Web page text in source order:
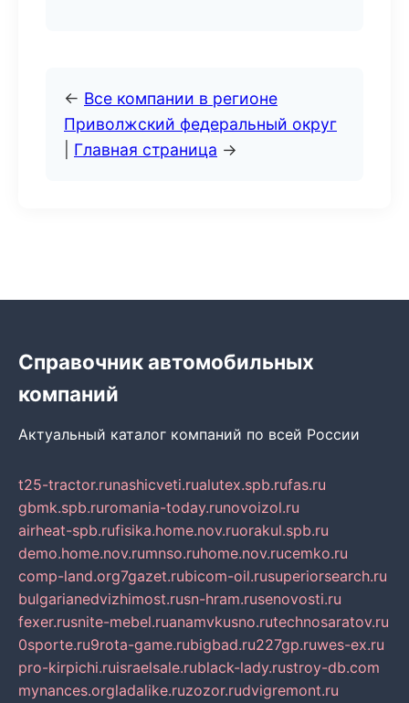
← Все компании в регионе
Приволжский федеральный округ
Главная страница →
Справочник автомобильных
компаний
Актуальный каталог компаний по всей России
t25-tractor.runashicveti.rualutex.spb.rufas.ru
gbmk.spb.ruromania-today.runovoizol.ru
airheat-spb.rufisika.home.nov.ruorakul.spb.ru
demo.home.nov.rumnso.ruhome.nov.rucemko.ru
comp-land.org7gazet.rubicom-oil.rusuperiorsearch.ru
bulgarianedvizhimost.rusn-hram.rusenovosti.ru
fexer.rusnite-mebel.ruanamvkusno.rutechnosaratov.ru
0sporte.ru9rota-game.rubigbad.ru227gp.ruwes-ex.ru
pro-kirpichi.ruisraelsale.rublack-lady.rustroy-db.com
mynances.orgladalike.ruzozor.rudvigremont.ru